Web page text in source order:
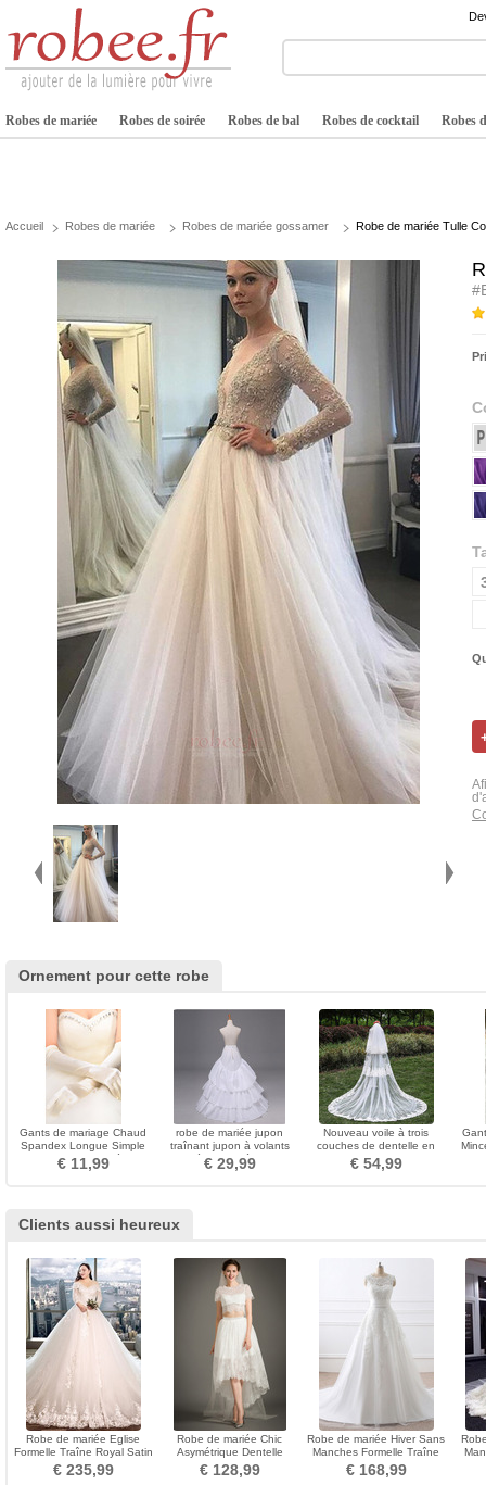
Robes de mariée Robes de soirée Robes de bal Robes de cocktail Robes
Accueil Robes de mariée Robes de mariée gossamer Robe de mariée Tulle
Ornement pour cette robe
Gants de mariage Chaud
Spandex Longue Simple
Salle Approprié
€ 11,99
robe de mariée jupon
traînant jupon à volants
taille élastique église de
mariage grand jupon
€ 29,99
Nouveau voile à trois
couches de dentelle en
gros accessoires de
mariage voile de queue de
€ 54,99
Clients aussi heureux
Robe de mariée Eglise
Formelle Traîne Royal Satin
Naturel taille
€ 235,99
Robe de mariée Chic
Asymétrique Dentelle
Manche de T-shirt Couvert
de Dentelle
€ 128,99
Robe de mariée Hiver Sans
Manches Formelle Traîne
Longue gossamer
€ 168,99